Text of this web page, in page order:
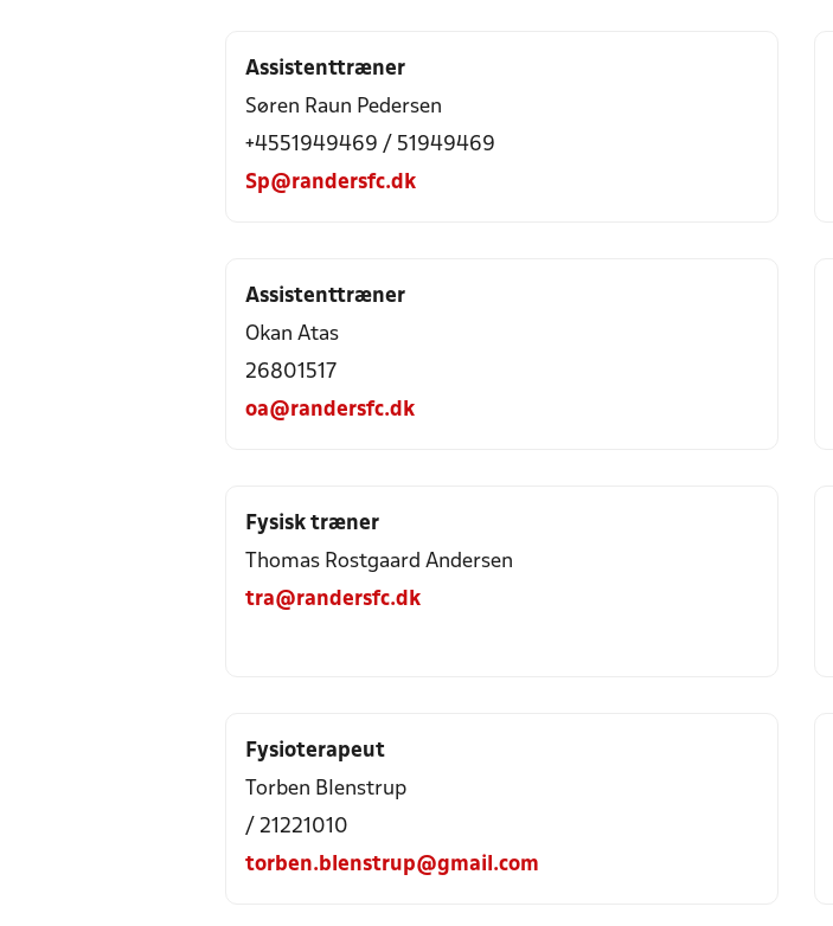
Assistenttræner
Søren Raun Pedersen
+4551949469 / 51949469
Sp@randersfc.dk
Assistenttræner
Okan Atas
26801517
oa@randersfc.dk
Fysisk træner
Thomas Rostgaard Andersen
tra@randersfc.dk
Fysioterapeut
Torben Blenstrup
/ 21221010
torben.blenstrup@gmail.com